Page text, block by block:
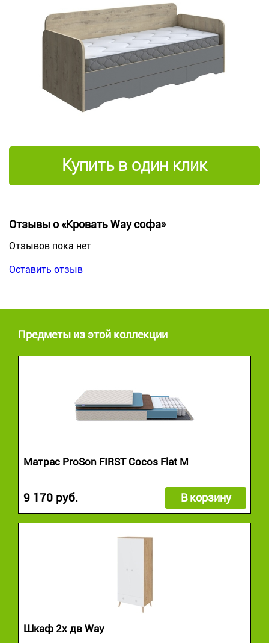
Купить в один клик
Отзывы о «Кровать Way софа»
Отзывов пока нет
Оставить отзыв
Предметы из этой коллекции
Матрас ProSon FIRST Cocos Flat M
9 170 руб. В корзину
Шкаф 2х дв Way